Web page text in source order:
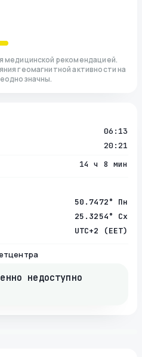
медицинской рекомендацией.
геомагнитной активности на
06:13
20:21
14 ч 8 мин
50.7472° Пн
25.3254° Сх
UTC+2 (EET)
недоступно